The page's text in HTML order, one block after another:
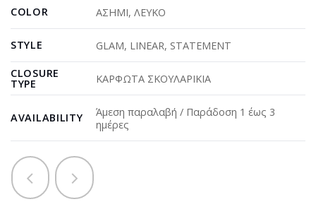
COLOR ΑΣΗΜΙ,ΛΕΥΚΟ
STYLE GLAM, LINEAR, STATEMENT
CLOSURE
TYPE ΚΑΡΦΩΤΑ ΣΚΟΥΛΑΡΙΚΙΑ
AVAILABILITY
Άμεση παραλαβή / Παράδοση 1 έως 3
ημέρες